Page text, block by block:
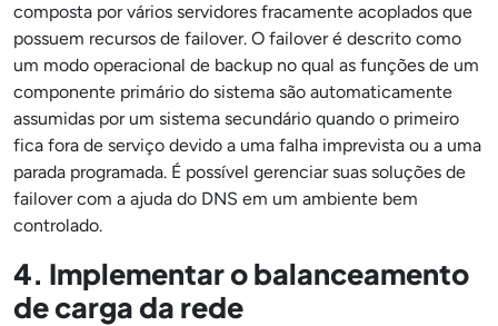
composta por vários servidores fracamente acoplados que
possuem recursos de failover. O failover é descrito como
um modo operacional de backup no qual as funções de um
componente primário do sistema são automaticamente
assumidas por um sistema secundário quando o primeiro
fica fora de serviço devido a uma falha imprevista ou a uma
parada programada. É possível gerenciar suas soluções de
failover com a ajuda do DNS em um ambiente bem
controlado.
4. Implementar o balanceamento
de carga da rede